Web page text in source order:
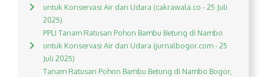
untuk Konservasi Air dan Udara (cakrawala.co - 25 Juli
2025)
PPLI Tanam Ratusan Pohon Bambu Betung di Nambo
untuk Konservasi Air dan Udara (jurnalbogor.com - 25
Juli 2025)
Tanam Ratusan Pohon Bambu Betung di Nambo Bogor,